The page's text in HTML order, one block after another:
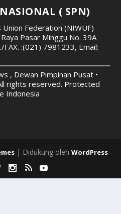
( SPN)
Federation (NIWUF)
Pasar Minggu No. 39A
FAX. :(021) 7981233, Email:
, Dewan Pimpinan Pusat •
rights reserved. Protected
Indonesia
| Didukung oleh WordPress